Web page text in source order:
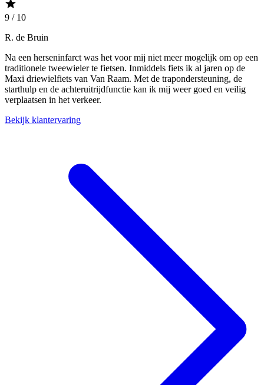
9 / 10
R. de Bruin
Na een herseninfarct was het voor mij niet meer mogelijk om op een
traditionele tweewieler te fietsen. Inmiddels fiets ik al jaren op de
Maxi driewielfiets van Van Raam. Met de trapondersteuning, de
starthulp en de achteruitrijdfunctie kan ik mij weer goed en veilig
verplaatsen in het verkeer.
Bekijk klantervaring